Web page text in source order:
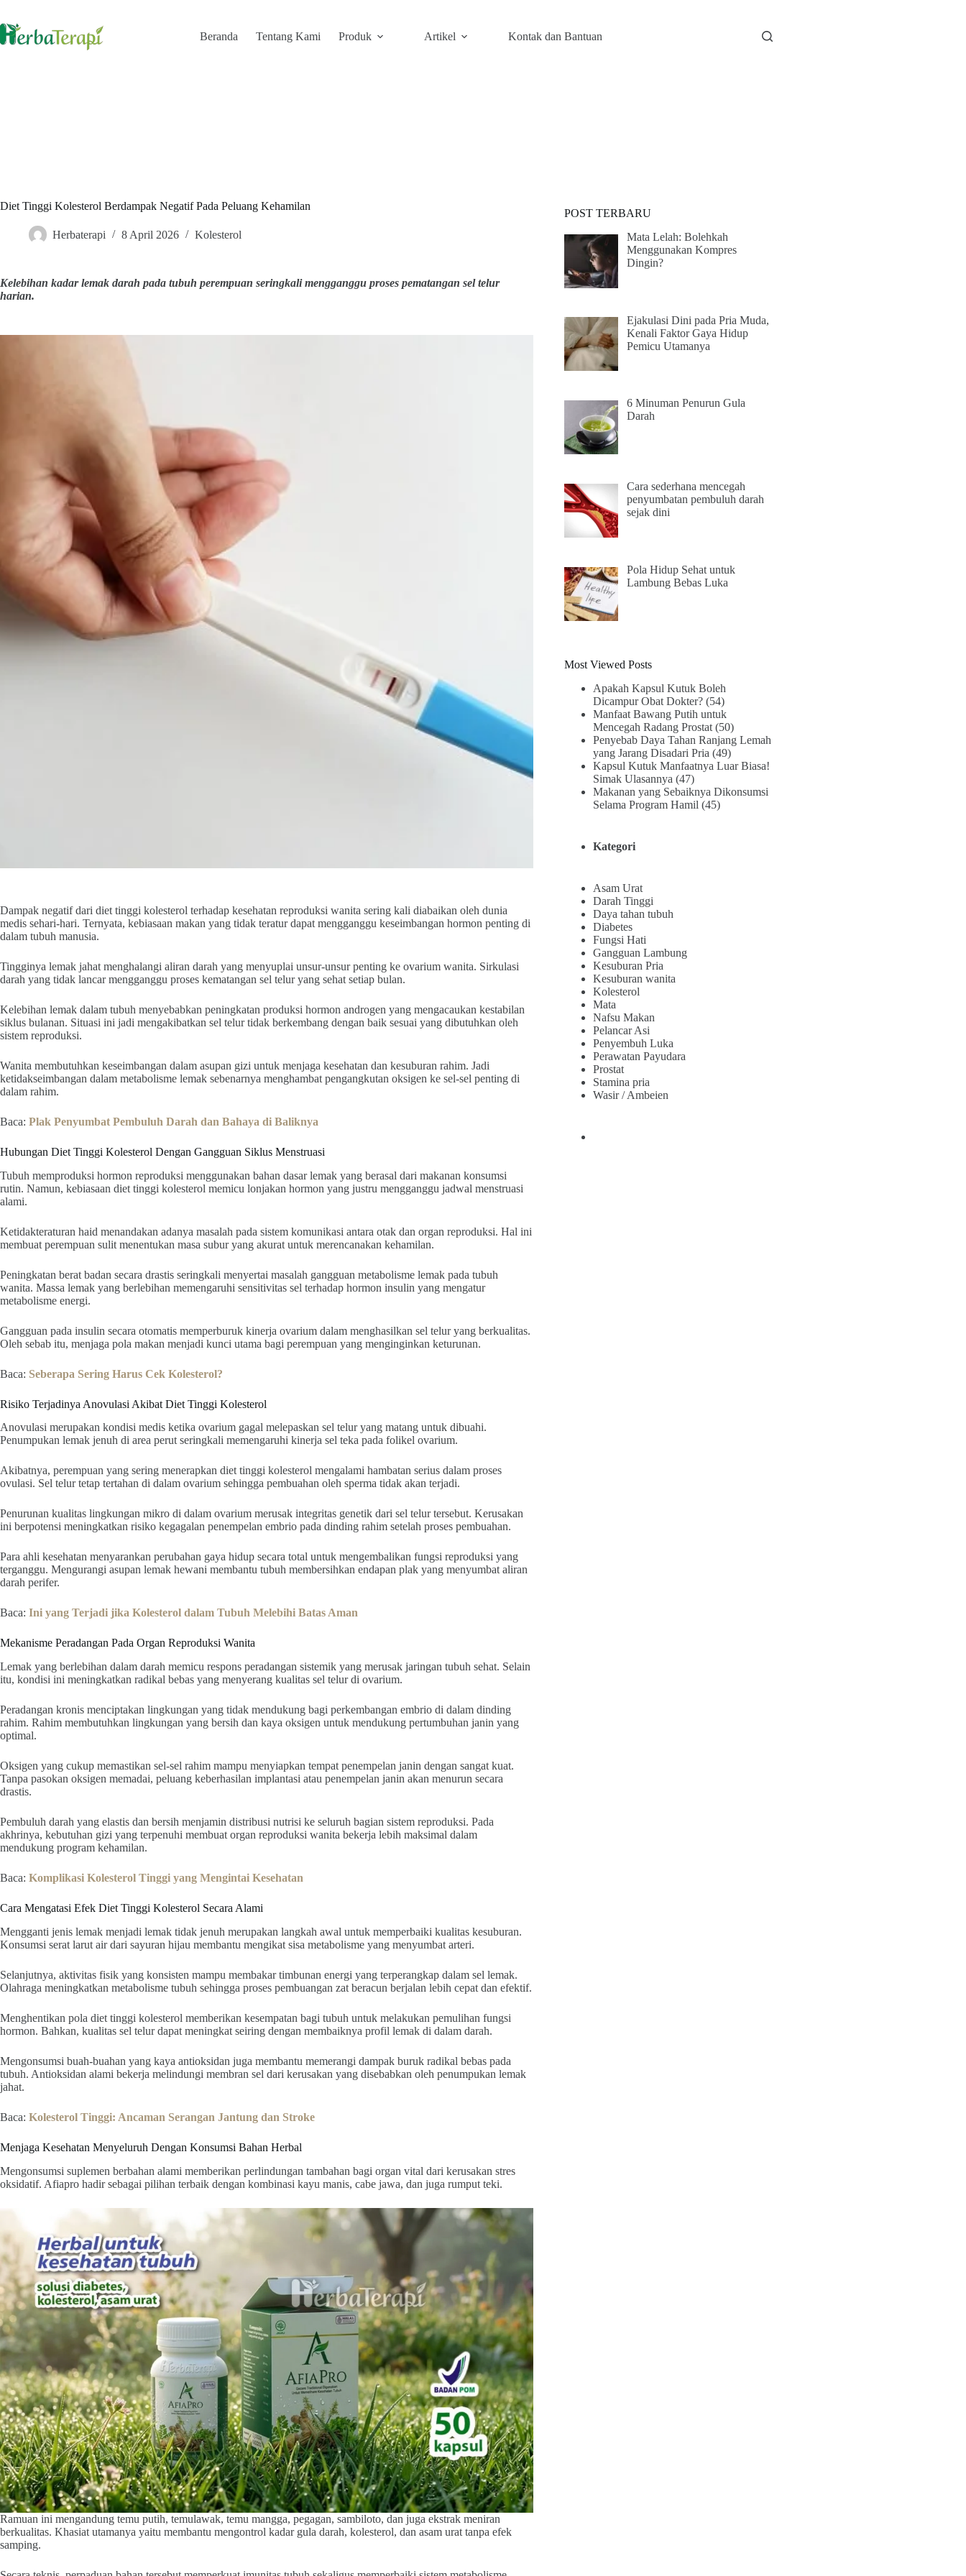
content
Beranda Tentang Kami Produk Artikel Kontak dan Bantuan
Diet Tinggi Kolesterol Berdampak Negatif Pada Peluang Kehamilan
Herbaterapi 8 April 2026 Kolesterol
Kelebihan kadar lemak darah pada tubuh perempuan seringkali mengganggu proses pematangan sel telur
harian.
Dampak negatif dari diet tinggi kolesterol terhadap kesehatan reproduksi wanita sering kali diabaikan oleh dunia
medis sehari-hari. Ternyata, kebiasaan makan yang tidak teratur dapat mengganggu keseimbangan hormon penting di
dalam tubuh manusia.
Tingginya lemak jahat menghalangi aliran darah yang menyuplai unsur-unsur penting ke ovarium wanita. Sirkulasi
darah yang tidak lancar mengganggu proses kematangan sel telur yang sehat setiap bulan.
Kelebihan lemak dalam tubuh menyebabkan peningkatan produksi hormon androgen yang mengacaukan kestabilan
siklus bulanan. Situasi ini jadi mengakibatkan sel telur tidak berkembang dengan baik sesuai yang dibutuhkan oleh
sistem reproduksi.
Wanita membutuhkan keseimbangan dalam asupan gizi untuk menjaga kesehatan dan kesuburan rahim. Jadi
ketidakseimbangan dalam metabolisme lemak sebenarnya menghambat pengangkutan oksigen ke sel-sel penting di
dalam rahim.
Baca: Plak Penyumbat Pembuluh Darah dan Bahaya di Baliknya
Hubungan Diet Tinggi Kolesterol Dengan Gangguan Siklus Menstruasi
Tubuh memproduksi hormon reproduksi menggunakan bahan dasar lemak yang berasal dari makanan konsumsi
rutin. Namun, kebiasaan diet tinggi kolesterol memicu lonjakan hormon yang justru mengganggu jadwal menstruasi
alami.
Ketidakteraturan haid menandakan adanya masalah pada sistem komunikasi antara otak dan organ reproduksi. Hal ini
membuat perempuan sulit menentukan masa subur yang akurat untuk merencanakan kehamilan.
Peningkatan berat badan secara drastis seringkali menyertai masalah gangguan metabolisme lemak pada tubuh
wanita. Massa lemak yang berlebihan memengaruhi sensitivitas sel terhadap hormon insulin yang mengatur
metabolisme energi.
Gangguan pada insulin secara otomatis memperburuk kinerja ovarium dalam menghasilkan sel telur yang berkualitas.
Oleh sebab itu, menjaga pola makan menjadi kunci utama bagi perempuan yang menginginkan keturunan.
Baca: Seberapa Sering Harus Cek Kolesterol?
Risiko Terjadinya Anovulasi Akibat Diet Tinggi Kolesterol
Anovulasi merupakan kondisi medis ketika ovarium gagal melepaskan sel telur yang matang untuk dibuahi.
Penumpukan lemak jenuh di area perut seringkali memengaruhi kinerja sel teka pada folikel ovarium.
Akibatnya, perempuan yang sering menerapkan diet tinggi kolesterol mengalami hambatan serius dalam proses
ovulasi. Sel telur tetap tertahan di dalam ovarium sehingga pembuahan oleh sperma tidak akan terjadi.
Penurunan kualitas lingkungan mikro di dalam ovarium merusak integritas genetik dari sel telur tersebut. Kerusakan
ini berpotensi meningkatkan risiko kegagalan penempelan embrio pada dinding rahim setelah proses pembuahan.
Para ahli kesehatan menyarankan perubahan gaya hidup secara total untuk mengembalikan fungsi reproduksi yang
terganggu. Mengurangi asupan lemak hewani membantu tubuh membersihkan endapan plak yang menyumbat aliran
darah perifer.
Baca: Ini yang Terjadi jika Kolesterol dalam Tubuh Melebihi Batas Aman
Mekanisme Peradangan Pada Organ Reproduksi Wanita
Lemak yang berlebihan dalam darah memicu respons peradangan sistemik yang merusak jaringan tubuh sehat. Selain
itu, kondisi ini meningkatkan radikal bebas yang menyerang kualitas sel telur di ovarium.
Peradangan kronis menciptakan lingkungan yang tidak mendukung bagi perkembangan embrio di dalam dinding
rahim. Rahim membutuhkan lingkungan yang bersih dan kaya oksigen untuk mendukung pertumbuhan janin yang
optimal.
Oksigen yang cukup memastikan sel-sel rahim mampu menyiapkan tempat penempelan janin dengan sangat kuat.
Tanpa pasokan oksigen memadai, peluang keberhasilan implantasi atau penempelan janin akan menurun secara
drastis.
Pembuluh darah yang elastis dan bersih menjamin distribusi nutrisi ke seluruh bagian sistem reproduksi. Pada
akhrinya, kebutuhan gizi yang terpenuhi membuat organ reproduksi wanita bekerja lebih maksimal dalam
mendukung program kehamilan.
Baca: Komplikasi Kolesterol Tinggi yang Mengintai Kesehatan
Cara Mengatasi Efek Diet Tinggi Kolesterol Secara Alami
Mengganti jenis lemak menjadi lemak tidak jenuh merupakan langkah awal untuk memperbaiki kualitas kesuburan.
Konsumsi serat larut air dari sayuran hijau membantu mengikat sisa metabolisme yang menyumbat arteri.
Selanjutnya, aktivitas fisik yang konsisten mampu membakar timbunan energi yang terperangkap dalam sel lemak.
Olahraga meningkatkan metabolisme tubuh sehingga proses pembuangan zat beracun berjalan lebih cepat dan efektif.
Menghentikan pola diet tinggi kolesterol memberikan kesempatan bagi tubuh untuk melakukan pemulihan fungsi
hormon. Bahkan, kualitas sel telur dapat meningkat seiring dengan membaiknya profil lemak di dalam darah.
Mengonsumsi buah-buahan yang kaya antioksidan juga membantu memerangi dampak buruk radikal bebas pada
tubuh. Antioksidan alami bekerja melindungi membran sel dari kerusakan yang disebabkan oleh penumpukan lemak
jahat.
Baca: Kolesterol Tinggi: Ancaman Serangan Jantung dan Stroke
Menjaga Kesehatan Menyeluruh Dengan Konsumsi Bahan Herbal
Mengonsumsi suplemen berbahan alami memberikan perlindungan tambahan bagi organ vital dari kerusakan stres
oksidatif. Afiapro hadir sebagai pilihan terbaik dengan kombinasi kayu manis, cabe jawa, dan juga rumput teki.
Ramuan ini mengandung temu putih, temulawak, temu mangga, pegagan, sambiloto, dan juga ekstrak meniran
berkualitas. Khasiat utamanya yaitu membantu mengontrol kadar gula darah, kolesterol, dan asam urat tanpa efek
samping.
POST TERBARU
Mata Lelah: Bolehkah
Menggunakan Kompres
Dingin?
Ejakulasi Dini pada Pria Muda,
Kenali Faktor Gaya Hidup
Pemicu Utamanya
6 Minuman Penurun Gula
Darah
Cara sederhana mencegah
penyumbatan pembuluh darah
sejak dini
Pola Hidup Sehat untuk
Lambung Bebas Luka
Most Viewed Posts
Apakah Kapsul Kutuk Boleh
Dicampur Obat Dokter? (54)
Manfaat Bawang Putih untuk
Mencegah Radang Prostat (50)
Penyebab Daya Tahan Ranjang Lemah
yang Jarang Disadari Pria (49)
Kapsul Kutuk Manfaatnya Luar Biasa!
Simak Ulasannya (47)
Makanan yang Sebaiknya Dikonsumsi
Selama Program Hamil (45)
Kategori
Asam Urat
Darah Tinggi
Daya tahan tubuh
Diabetes
Fungsi Hati
Gangguan Lambung
Kesuburan Pria
Kesuburan wanita
Kolesterol
Mata
Nafsu Makan
Pelancar Asi
Penyembuh Luka
Perawatan Payudara
Prostat
Stamina pria
Wasir / Ambeien